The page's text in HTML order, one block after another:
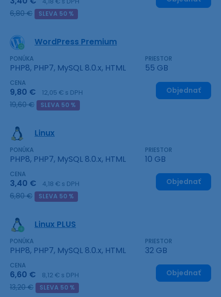
6,80 € SLEVA 50 %
WordPress Premium
PONÚKA
PHP8, PHP7, MySQL 8.0.x, HTML
PRIESTOR
55 GB
CENA
9,80 € 12,05 € s DPH
19,60 € SLEVA 50 %
Objednať
Linux
PONÚKA
PHP8, PHP7, MySQL 8.0.x, HTML
PRIESTOR
10 GB
CENA
3,40 € 4,18 € s DPH
6,80 € SLEVA 50 %
Objednať
Linux PLUS
PONÚKA
PHP8, PHP7, MySQL 8.0.x, HTML
PRIESTOR
32 GB
CENA
6,60 € 8,12 € s DPH
13,20 € SLEVA 50 %
Objednať